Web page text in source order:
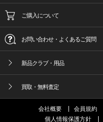
ご購入について
お問い合わせ・よくあるご質問
新品クラブ・用品
買取・無料査定
会社概要 会員規約
個人情報保護方針